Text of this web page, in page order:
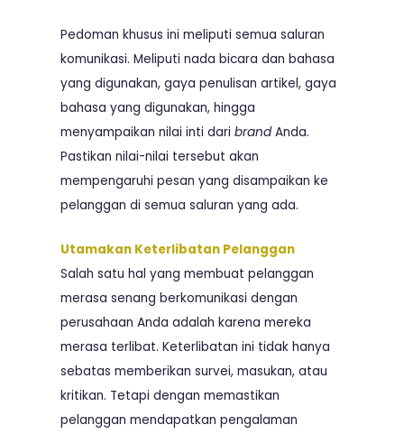
Pedoman khusus ini meliputi semua saluran
komunikasi. Meliputi nada bicara dan bahasa
yang digunakan, gaya penulisan artikel, gaya
bahasa yang digunakan, hingga
menyampaikan nilai inti dari brandAnda.
Pastikan nilai-nilai tersebut akan
mempengaruhi pesan yang disampaikan ke
pelanggan di semua saluran yang ada.
Utamakan Keterlibatan Pelanggan
Salah satu hal yang membuat pelanggan
merasa senang berkomunikasi dengan
perusahaan Anda adalah karena mereka
merasa terlibat. Keterlibatan ini tidak hanya
sebatas memberikan survei, masukan, atau
kritikan. Tetapi dengan memastikan
pelanggan mendapatkan pengalaman